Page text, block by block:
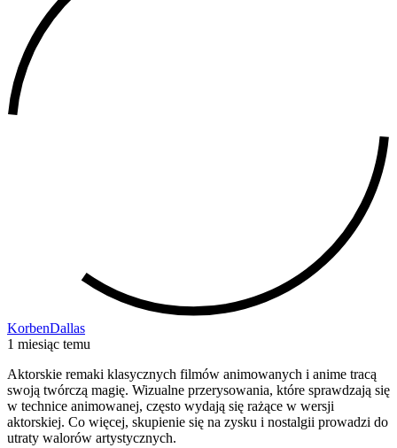
KorbenDallas
1 miesiąc temu
Aktorskie remaki klasycznych filmów animowanych i anime tracą
swoją twórczą magię. Wizualne przerysowania, które sprawdzają się
w technice animowanej, często wydają się rażące w wersji
aktorskiej. Co więcej, skupienie się na zysku i nostalgii prowadzi do
utraty walorów artystycznych.